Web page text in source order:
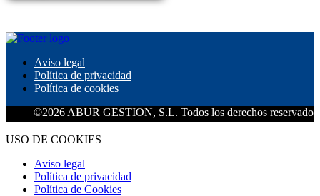
Aviso legal
Política de privacidad
Política de cookies
©2026 ABUR GESTION, S.L. Todos los derechos reservados.
USO DE COOKIES
Aviso legal
Política de privacidad
Política de Cookies